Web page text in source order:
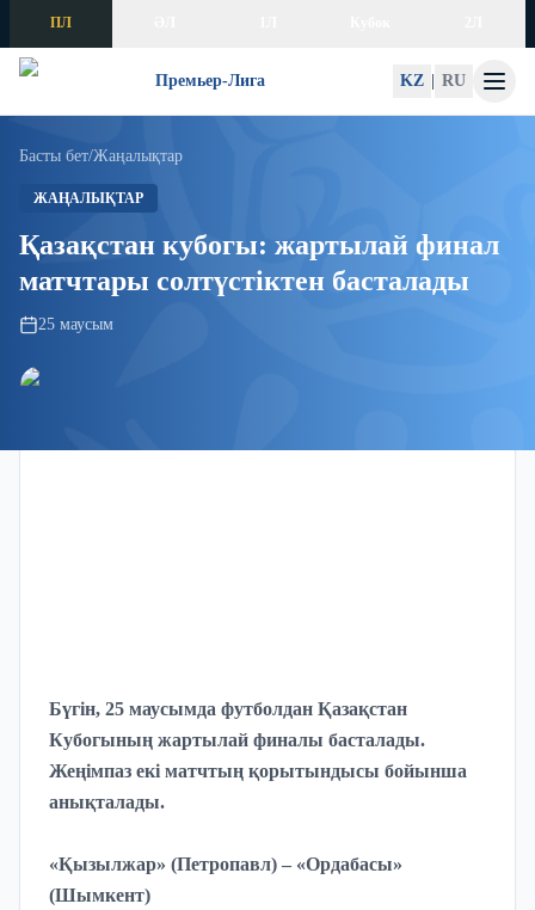
Skip to content
ПЛ
Премьер-Лига KZ RU
Басты бет/Жаңалықтар
ЖАҢАЛЫҚТАР
Қазақстан кубогы: жартылай финал
матчтары солтүстіктен басталады
25 маусым
Бүгін, 25 маусымда футболдан Қазақстан
Кубогының жартылай финалы басталады.
Жеңімпаз екі матчтың қорытындысы бойынша
анықталады.
«Қызылжар» (Петропавл) – «Ордабасы»
(Шымкент)